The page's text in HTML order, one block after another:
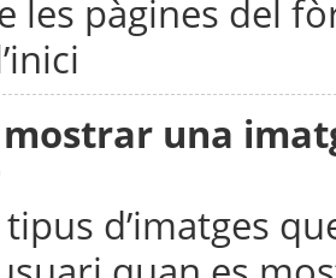
les pàgines del
mostrar una
d’imatges